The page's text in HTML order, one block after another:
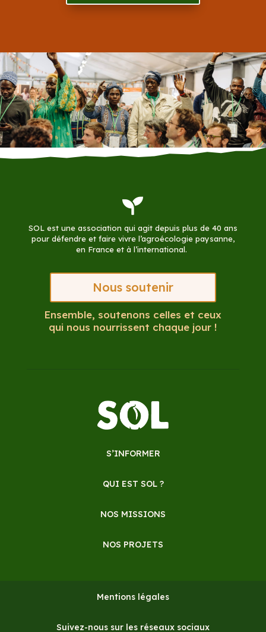

SOL est une association qui agit depuis plus de 40 ans
pour défendre et faire vivre l’agroécologie paysanne,
en France et à l’international.
Nous soutenir
Ensemble, soutenons celles et ceux
qui nous nourrissent chaque jour !
S’INFORMER
QUI EST SOL ?
NOS MISSIONS
NOS PROJETS
Mentions légales
Suivez-nous sur les réseaux sociaux